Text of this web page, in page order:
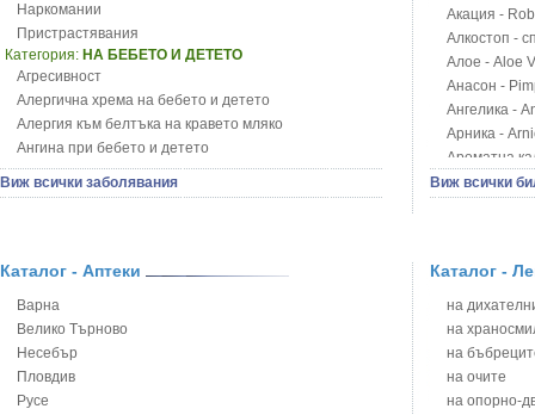
Наркомании
Пристрастявания
Категория: НА БЕБЕТО И ДЕТЕТО
Агресивност
Алергична хрема на бебето и детето
Алергия към белтъка на кравето мляко
Ангина при бебето и детето
Анемия при бебето и детето
Апетит - пълни деца
Бронхиална астма при бебето и детето
Варицела
Висока температура на бебето и детето
Възпаление на ушите на бебето и детето
Глисти
Грижа за пъпа на новороденото
Виж всички заболявания
Акация -
Алкостоп -
Алое - Aloe
Анасон -
Ангелика -
Арника -
Ароматна
Арония -
Блатен
Блян
Бобови
Божур -
Борови
Босилек -
Виж всички
Каталог - Аптеки
Варна
Велико Търново
Несебър
Пловдив
Русе
Каталог -
на
на
на
на очите
на опорно-